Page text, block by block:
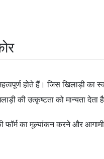
होते हैं। जिस खिलाड़ी
की उत्कृष्टता को मान्यता
फॉर्म का मूल्यांकन करने और